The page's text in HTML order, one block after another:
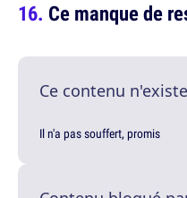
Ce manque de
Ce contenu
Il n'a pas souffert, promis